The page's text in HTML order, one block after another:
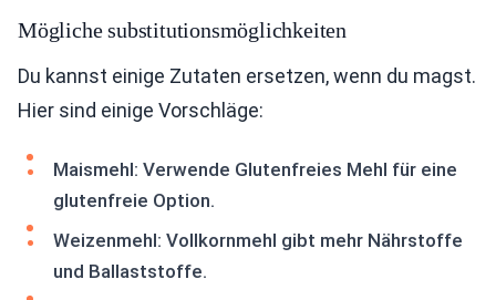
Mögliche substitutionsmöglichkeiten
Du kannst einige Zutaten ersetzen, wenn du magst.
Hier sind einige Vorschläge:
Maismehl: Verwende Glutenfreies Mehl für eine
glutenfreie Option.
Weizenmehl: Vollkornmehl gibt mehr Nährstoffe
und Ballaststoffe.